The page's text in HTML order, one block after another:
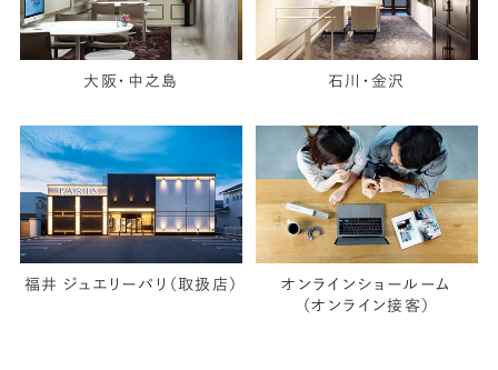
大阪・中之島 石川・金沢
福井 ジュエリーパリ（取扱店）
オンラインショールーム
（オンライン接客）